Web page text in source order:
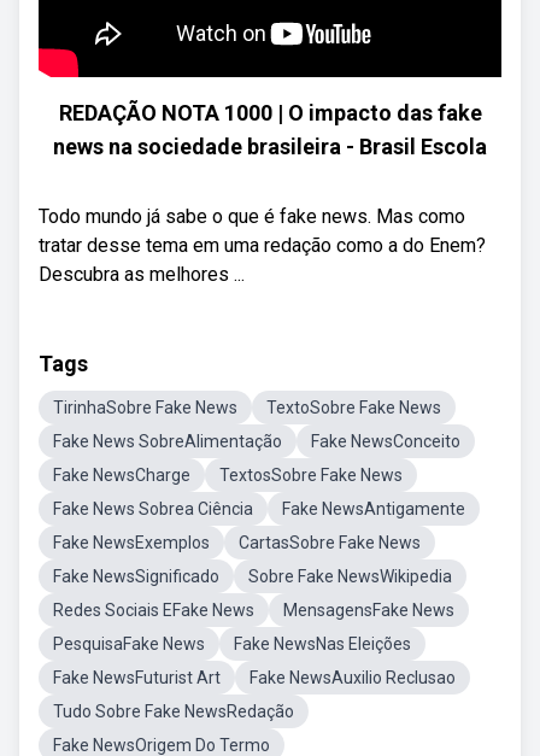
REDAÇÃO NOTA 1000 | O impacto das fake
news na sociedade brasileira - Brasil Escola
Todo mundo já sabe o que é fake news. Mas como
tratar desse tema em uma redação como a do Enem?
Descubra as melhores ...
Tags
TirinhaSobre Fake News
TextoSobre Fake News
Fake News SobreAlimentação
Fake NewsConceito
Fake NewsCharge
TextosSobre Fake News
Fake News Sobrea Ciência
Fake NewsAntigamente
Fake NewsExemplos
CartasSobre Fake News
Fake NewsSignificado
Sobre Fake NewsWikipedia
Redes Sociais EFake News
MensagensFake News
PesquisaFake News
Fake NewsNas Eleições
Fake NewsFuturist Art
Fake NewsAuxilio Reclusao
Tudo Sobre Fake NewsRedação
Fake NewsOrigem Do Termo